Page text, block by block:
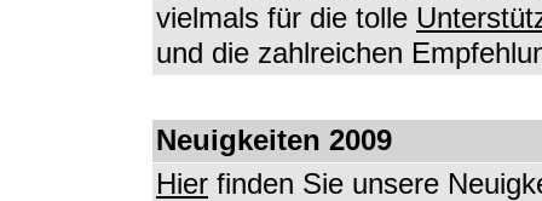
vielmals für die tolle
und die zahlreichen
Neuigkeiten 2009
Hier finden Sie unsere